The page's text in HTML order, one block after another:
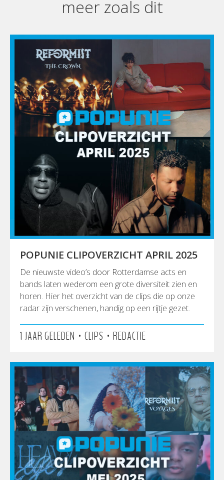
meer zoals dit
POPUNIE CLIPOVERZICHT APRIL 2025
De nieuwste video’s door Rotterdamse acts en
bands laten wederom een grote diversiteit zien en
horen. Hier het overzicht van de clips die op onze
radar zijn verschenen, handig op een rijtje gezet.
1 JAAR GELEDEN • CLIPS • REDACTIE